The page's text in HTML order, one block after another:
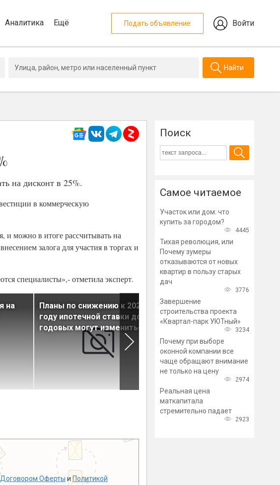
Аналитика Ещё Подать объявление Войти
Найти
на дисконт в 25%.
в коммерческую
и можно в итоге рассчитывать на
залога для участия в торгах и
специалисты»,- отметила эксперт.
на
Планы по снижению к 2024
году ипотечной ставки до 8%
годовых могут измениться
Покупателям жилья на
первичном рынке незачем
ждать снижения ипотечных
ставок
Договором Оферты и Политикой
Поиск
Самое читаемое
Участок или дом: что
купить за городом?
4445
Тихая революция, или
Почему зумеры
отказываются от новых
квартир в пользу старых
дач
3776
Завершение
строительства проекта
«Квартал-парк УЮТный»
3234
Почему при выборе
оконной компании все
чаще обращают внимание
не только на цену
2974
Реальная цена
маткапитала
стремительно падает
2923